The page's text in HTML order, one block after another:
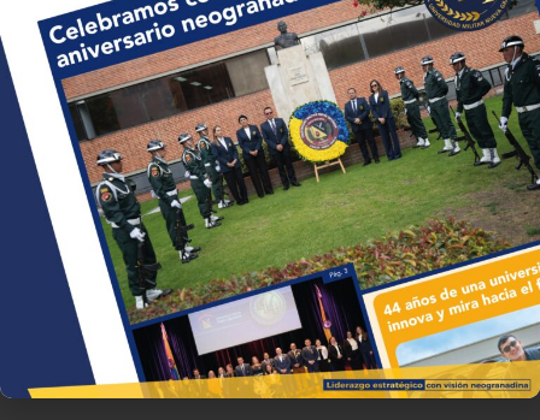
22 de julio de 2026• 1 min
Leer más→